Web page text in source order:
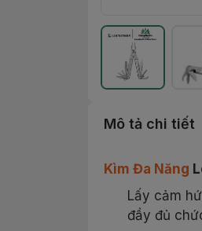
Mô tả chi tiết
Kìm Đa Năng
Lấy cảm
đầy đủ